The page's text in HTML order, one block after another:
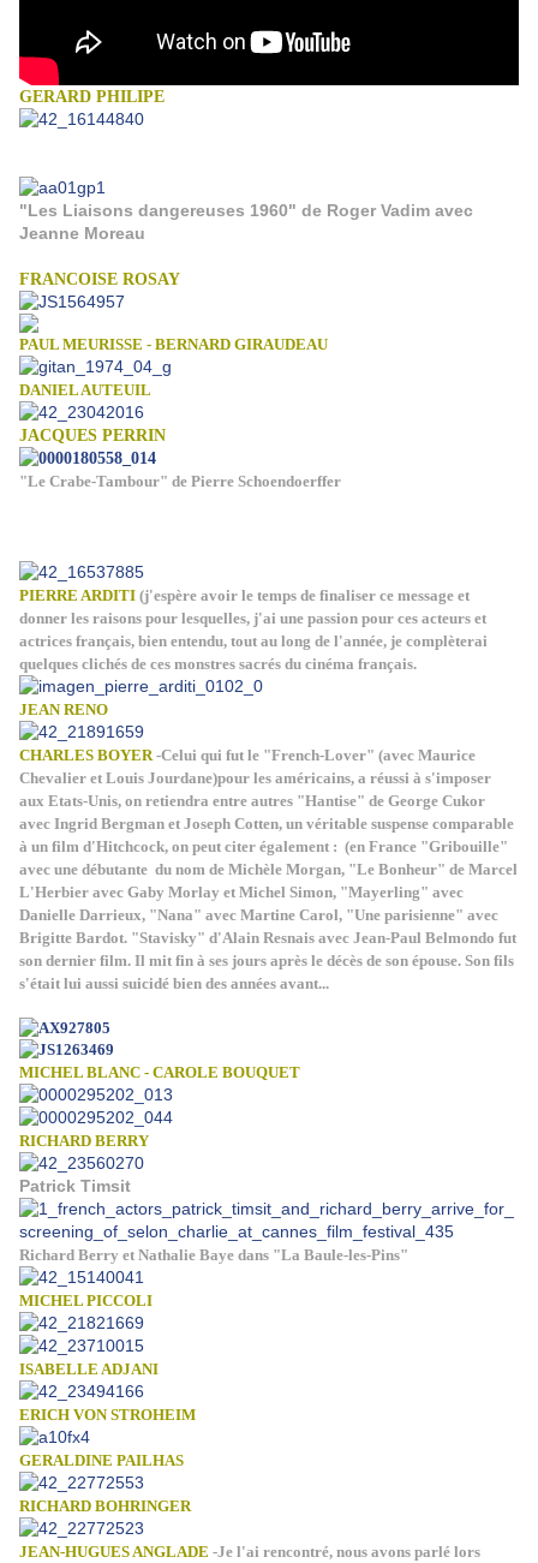
GERARD PHILIPE
"Les Liaisons dangereuses 1960" de Roger Vadim avec
Jeanne Moreau
FRANCOISE ROSAY
PAUL MEURISSE - BERNARD GIRAUDEAU
DANIEL AUTEUIL
JACQUES PERRIN
"Le Crabe-Tambour" de Pierre Schoendoerffer
PIERRE ARDITI (j'espère avoir le temps de finaliser ce message et
donner les raisons pour lesquelles, j'ai une passion pour ces acteurs et
actrices français, bien entendu, tout au long de l'année, je complèterai
quelques clichés de ces monstres sacrés du cinéma français.
JEAN RENO
CHARLES BOYER-Celui qui fut le "French-Lover" (avec Maurice
Chevalier et Louis Jourdane)pour les américains, a réussi à s'imposer
aux Etats-Unis, on retiendra entre autres "Hantise" de George Cukor
avec Ingrid Bergman et Joseph Cotten, un véritable suspense comparable
à un film d'Hitchcock, on peut citer également : (en France "Gribouille"
avec une débutante du nom de Michèle Morgan, "Le Bonheur" de Marcel
L'Herbier avec Gaby Morlay et Michel Simon, "Mayerling" avec
Danielle Darrieux, "Nana" avec Martine Carol, "Une parisienne" avec
Brigitte Bardot. "Stavisky" d'Alain Resnais avec Jean-Paul Belmondo fut
son dernier film. Il mit fin à ses jours après le décès de son épouse. Son fils
s'était lui aussi suicidé bien des années avant...
MICHEL BLANC - CAROLE BOUQUET
RICHARD BERRY
Patrick Timsit
Richard Berry et Nathalie Baye dans "La Baule-les-Pins"
MICHEL PICCOLI
ISABELLE ADJANI
ERICH VON STROHEIM
GERALDINE PAILHAS
RICHARD BOHRINGER
JEAN-HUGUES ANGLADE -Je l'ai rencontré, nous avons parlé lors